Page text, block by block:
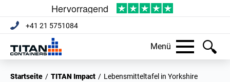
+41 21 5751084
Menü
Startseite / TITAN Impact / Lebensmitteltafel in Yorkshire